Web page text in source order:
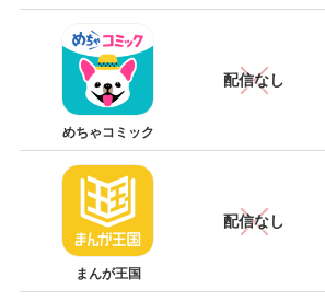
めちゃコミック
配信なし
まんが王国
配信なし